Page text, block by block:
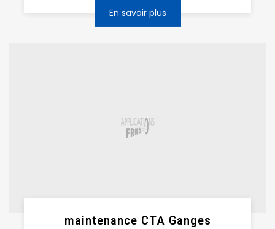
En savoir plus
maintenance CTA Ganges